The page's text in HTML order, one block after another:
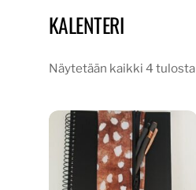
KALENTERI
Näytetään kaikki 4 tulosta